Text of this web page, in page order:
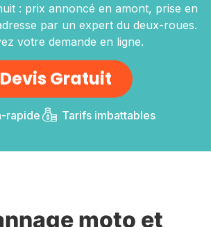
: prix annoncé en amont, prise en
par un expert du deux-roues.
votre demande en ligne.
Devis Gratuit
rapide Tarifs imbattables
moto et